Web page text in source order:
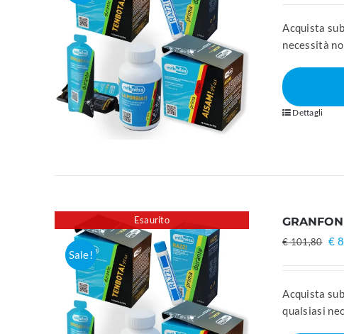
€
Acquista
necessità
Dettagli
Esaurito
Sale!
€101,80 Il
€
€
Acquista
qualsiasi